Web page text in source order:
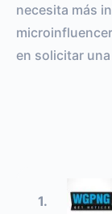
necesita más
en solicitar
1.